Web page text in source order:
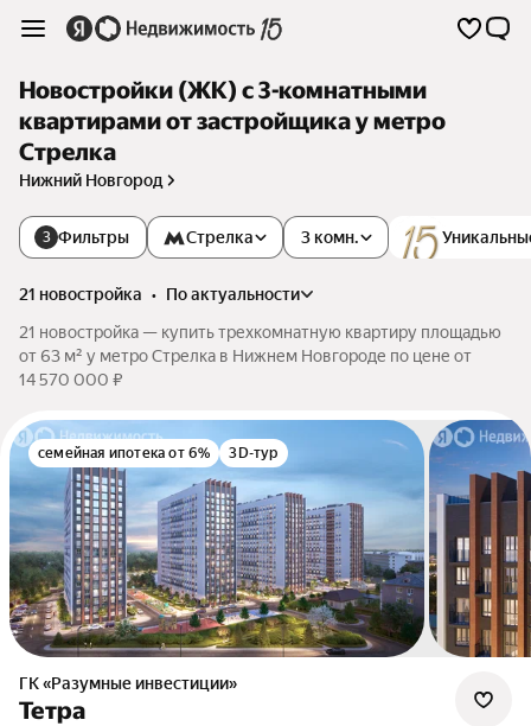
Новостройки (ЖК) с 3-комнатными
квартирами от застройщика у метро
Стрелка
Нижний Новгород
3 Фильтры Стрелка 3 комн.
21 новостройка •
по актуальности
21 новостройка — купить трехкомнатную квартиру площадью
от 63 м² у метро Стрелка в Нижнем Новгороде по цене от
14 570 000 ₽
семейная ипотека от 6% 3D-тур
ГК «Разумные инвестиции»
Тетра